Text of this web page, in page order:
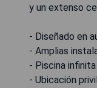
y un extenso
- Diseñado en
- Amplias
- Piscina
- Ubicación